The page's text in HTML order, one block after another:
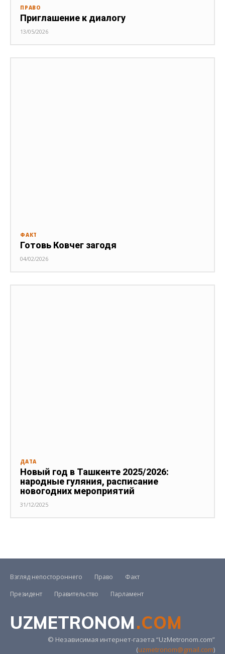
ПРАВО
Приглашение к диалогу
13/05/2026
ФАКТ
Готовь Ковчег загодя
04/02/2026
ДАТА
Новый год в Ташкенте 2025/2026:
народные гуляния, расписание
новогодних мероприятий
31/12/2025
Взгляд непостороннего Право
Факт
Президент
Правительство Парламент
UZMETRONOM.COM
© Независимая интернет-газета “UzMetronom.com”
(uzmetronom@gmail.com)